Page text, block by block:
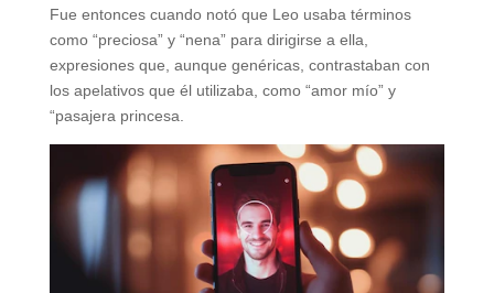
Fue entonces cuando notó que Leo usaba términos
como “preciosa” y “nena” para dirigirse a ella,
expresiones que, aunque genéricas, contrastaban con
los apelativos que él utilizaba, como “amor mío” y
“pasajera princesa.